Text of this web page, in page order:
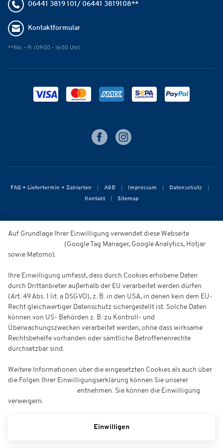
06441 3819 101/ 06441 3819108**
Kontaktformular
**Mo. - Fr. (09:00 - 16:00 Uhr)
FAQ + Liefertermin + Zahlarten AGB Impressum
Datenschutz
Kontakt
Sitemap
Auf Grundlage Ihrer Einwilligung verwendet diese Webseite
(Google Tag Manager, Google Analytics, Hotjar
sowie Matomo).
Ihre Einwilligung umfasst, dass durch Cookies erhobene Daten
durch Drittanbieter außerhalb der EU verarbeitet werden dürfen
(Art. 49 Abs. 1 lit. a DSGVO), z. B. in den USA, in denen kein dem EU-
Recht gleichwertiger Datenschutz sichergestellt ist. Solche Daten
können von US- Behörden z. B. zu Kontroll- und
Überwachungszwecken verarbeitet werden, ohne dass wirksame
Rechtsbehelfe vorhanden oder sämtliche Betroffenenrechte
durchsetzbar sind.
Weitere Informationen über die eingesetzten Cookies als auch über
die Folgen Ihrer Einwilligungserklärung können Sie unserer
entnehmen. Sie können die Einwilligung
verweigern.
Einwilligen